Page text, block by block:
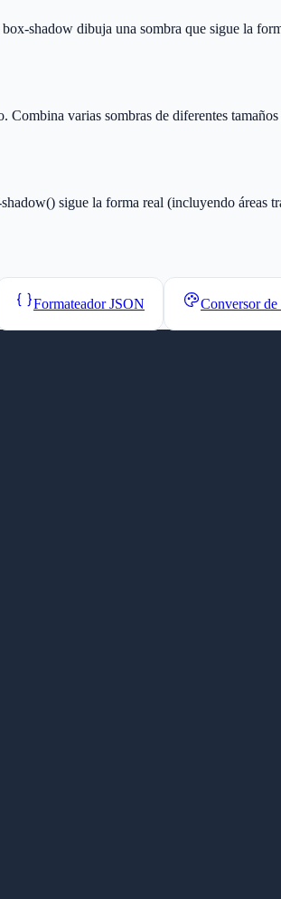
shadow dibuja una sombra que sigue la
varias sombras de diferentes
sigue la forma real (incluyendo áreas
Formateador JSON Conversor de